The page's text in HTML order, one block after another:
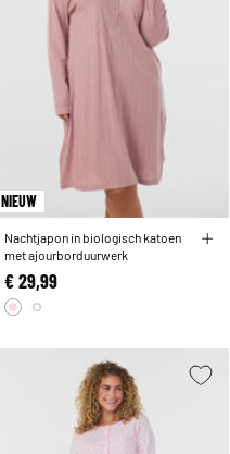
NIEUW
Nachtjapon in biologisch katoen
met ajourborduurwerk
€ 29,99